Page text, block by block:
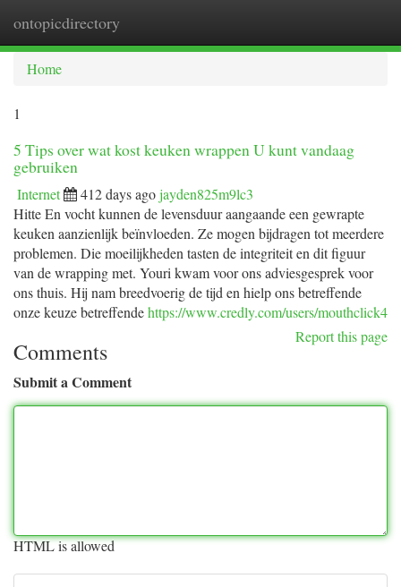
ontopicdirectory
Home
1
5 Tips over wat kost keuken wrappen U kunt vandaag
gebruiken
Internet 412 days ago jayden825m9lc3
Hitte En vocht kunnen de levensduur aangaande een gewrapte
keuken aanzienlijk beïnvloeden. Ze mogen bijdragen tot meerdere
problemen. Die moeilijkheden tasten de integriteit en dit figuur
van de wrapping met. Youri kwam voor ons adviesgesprek voor
ons thuis. Hij nam breedvoerig de tijd en hielp ons betreffende
onze keuze betreffendehttps://www.credly.com/users/mouthclick4
Report this page
Comments
Submit a Comment
HTML is allowed